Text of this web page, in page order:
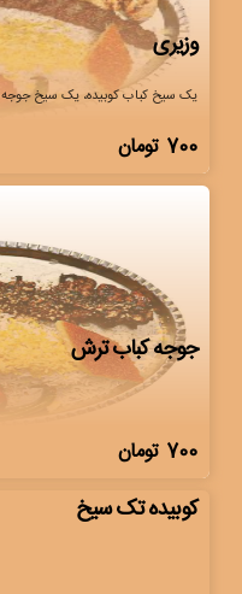
وزیری
یک سیخ کباب کوبیده، یک سیخ جوجه
700 تومان
جوجه کباب ترش
700 تومان
کوبیده تک سیخ